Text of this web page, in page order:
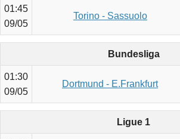
01:45
09/05
Torino - Sassuolo
Bundesliga
01:30
09/05
Dortmund - E.Frankfurt
Ligue 1